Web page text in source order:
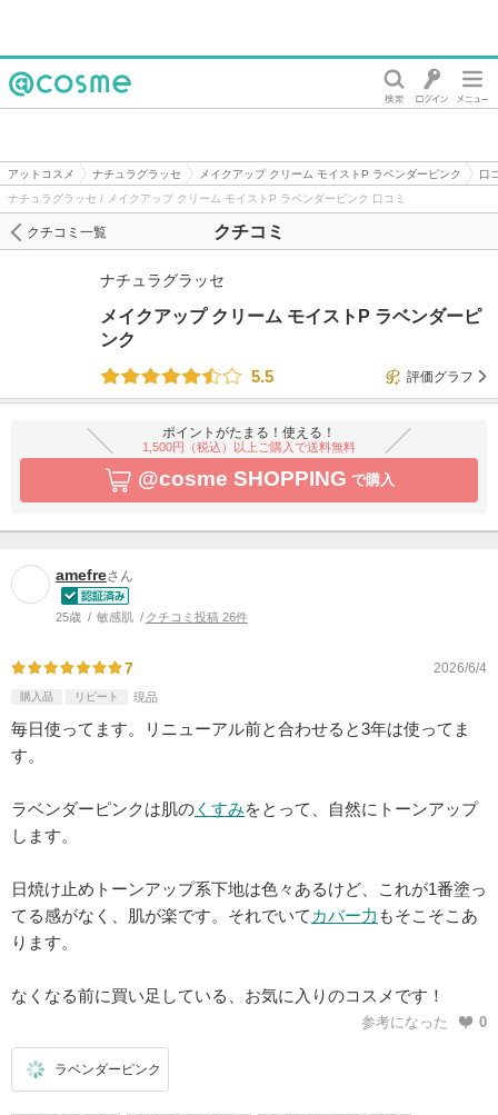
アットコスメ ナチュラグラッセ メイクアップ クリーム モイストP ラベンダーピンク
口
ナチュラグラッセ / メイクアップ クリーム モイストP ラベンダーピンク 口コミ
クチコミ
クチコミ一覧
ナチュラグラッセ
メイクアップ クリーム モイストP ラベンダーピ
ンク
5.5
評価グラフ
ポイントがたまる！使える！
1,500円（税込）以上ご購入で送料無料
@cosme SHOPPING で購入
amefreさん
25歳 敏感肌 クチコミ投稿 26件
7 2026/6/4
購入品 リピート 現品
毎日使ってます。リニューアル前と合わせると3年は使ってま
す。
ラベンダーピンクは肌の くすみをとって、自然にトーンアップ
します。
日焼け止めトーンアップ系下地は色々あるけど、これが1番塗っ
てる感がなく、肌が楽です。それでいて カバー力 もそこそこあ
ります。
なくなる前に買い足している、お気に入りのコスメです！
参考になった 0
ラベンダーピンク